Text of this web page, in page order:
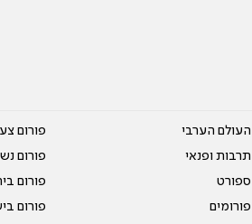
העולם הערבי
תרבות ופנאי
ספורט
פורומים
פורום
פורום
פורום
פורום